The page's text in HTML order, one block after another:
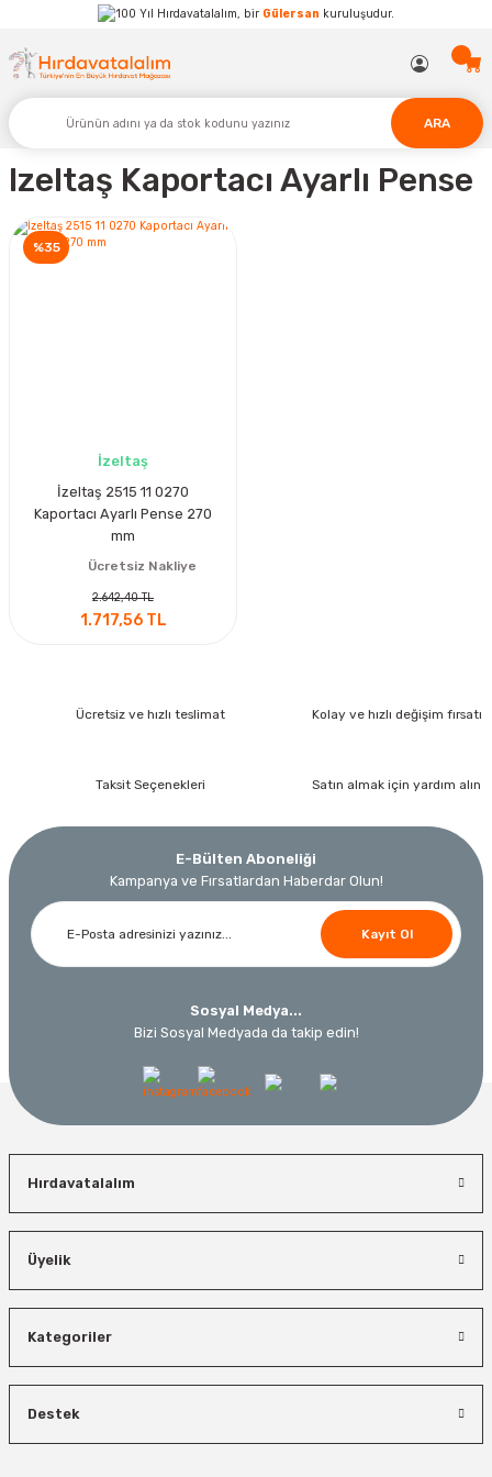
Hırdavatalalım, bir Gülersan kuruluşudur.
ARA
Izeltaş Kaportacı Ayarlı Pense
%35
İzeltaş
İzeltaş 2515 11 0270
Kaportacı Ayarlı Pense 270
mm
Ücretsiz Nakliye
2.642,40 TL
1.717,56 TL
Ücretsiz ve hızlı teslimat Kolay ve hızlı değişim fırsatı
Taksit Seçenekleri Satın almak için yardım alın
E-Bülten Aboneliği
Kampanya ve Fırsatlardan Haberdar Olun!
Kayıt Ol
Sosyal Medya...
Bizi Sosyal Medyada da takip edin!
Hırdavatalalım
Üyelik
Kategoriler
Destek